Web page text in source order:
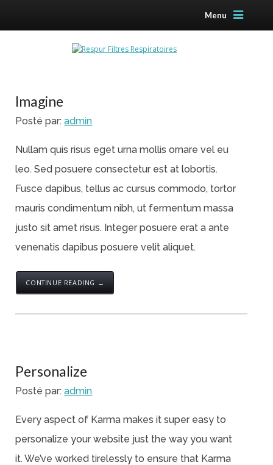
Menu
Imagine
Posté par: admin
Nullam quis risus eget urna mollis ornare vel eu
leo. Sed posuere consectetur est at lobortis.
Fusce dapibus, tellus ac cursus commodo, tortor
mauris condimentum nibh, ut fermentum massa
justo sit amet risus. Integer posuere erat a ante
venenatis dapibus posuere velit aliquet.
CONTINUE READING →
Personalize
Posté par: admin
Every aspect of Karma makes it super easy to
personalize your website just the way you want
it. We’ve worked tirelessly to ensure that Karma